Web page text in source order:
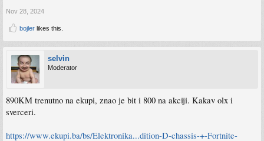
Nov 28, 2024
bojler likes this.
selvin
Moderator
890KM trenutno na ekupi, znao je bit i 800 na akciji. Kakav olx i
sverceri.
https://www.ekupi.ba/bs/Elektronika...dition-D-chassis-+-Fortnite-